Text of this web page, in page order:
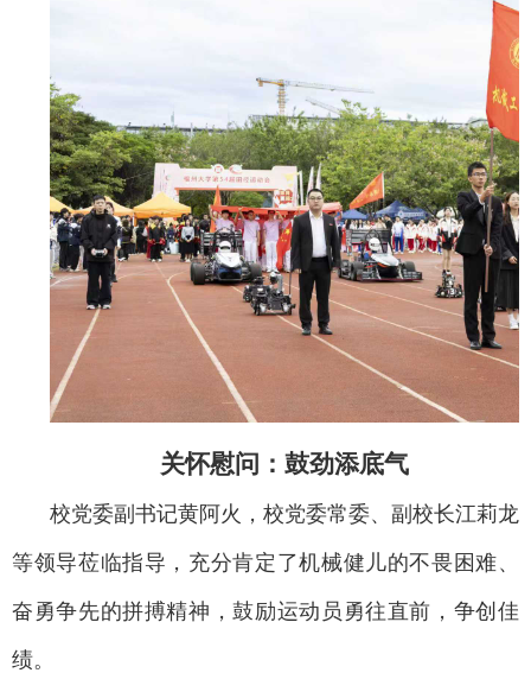
关怀慰问：鼓劲添底气
校党委副书记黄阿火，校党委常委、副校长江莉龙
等领导莅临指导，充分肯定了机械健儿的不畏困难、
奋勇争先的拼搏精神，鼓励运动员勇往直前，争创佳
绩。